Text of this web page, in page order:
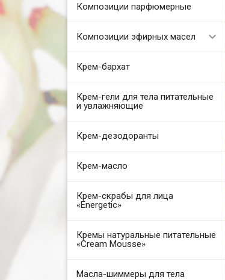
Композиции парфюмерные
Композиции эфирных масел
Крем-бархат
Крем-гели для тела питательные
и увлажняющие
Крем-дезодоранты
Крем-масло
Крем-скрабы для лица
«Energetic»
Кремы натуральные питательные
«Cream Mousse»
Масла-шиммеры для тела